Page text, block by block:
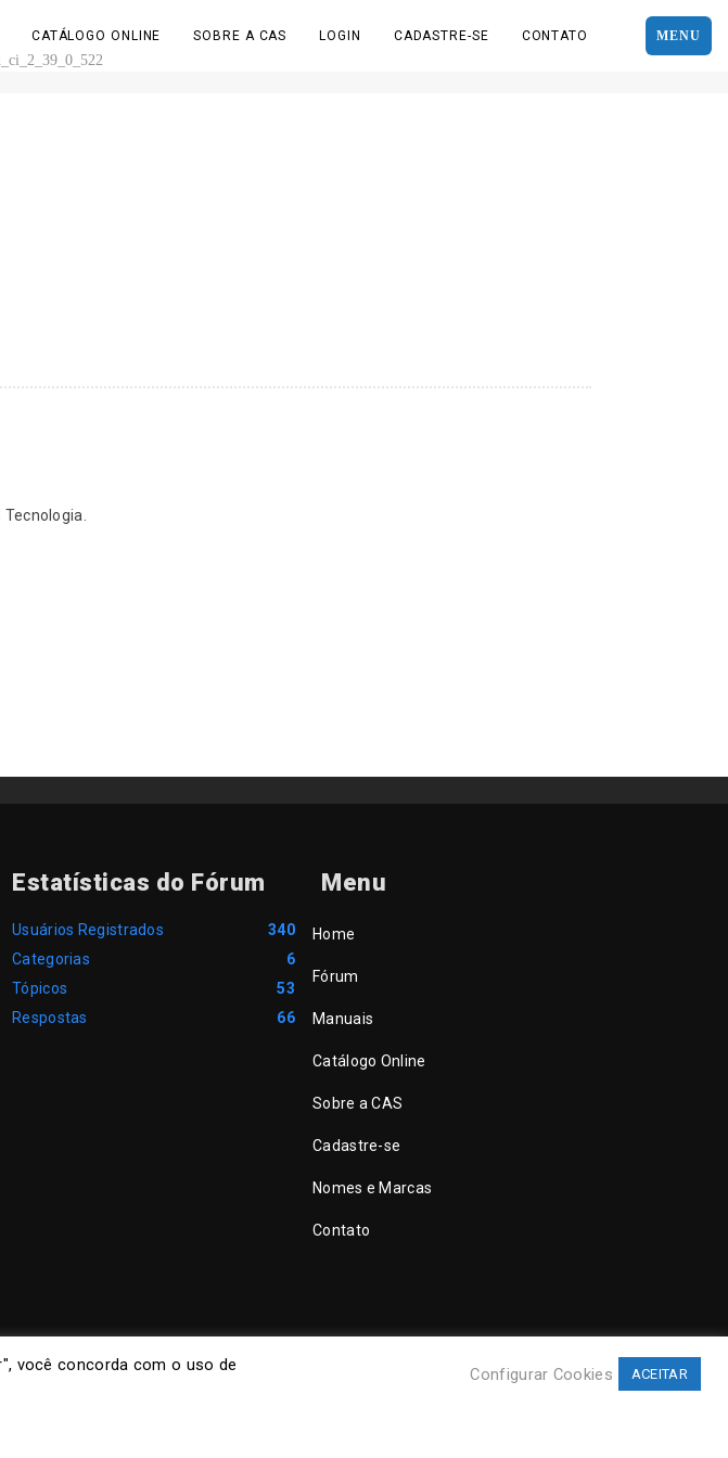
MENU
CATÁLOGO ONLINE SOBRE A CAS LOGIN CADASTRE-SE CONTATO
Estatísticas do Fórum
Usuários Registrados
340
Categorias
6
Tópicos
53
Respostas
66
Menu
Home
Fórum
Manuais
Catálogo Online
Sobre a CAS
Cadastre-se
Nomes e Marcas
Contato
você concorda com o uso de
Configurar Cookies ACEITAR